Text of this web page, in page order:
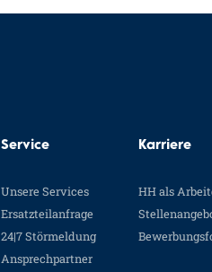
Service
Unsere Services
Ersatzteilanfrage
24|7 Störmeldung
Ansprechpartner
Karriere
HH als